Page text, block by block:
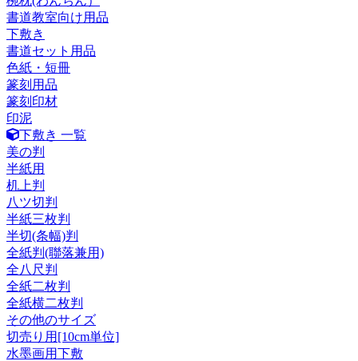
書道教室向け用品
下敷き
書道セット用品
色紙・短冊
篆刻用品
篆刻印材
印泥
下敷き 一覧
美の判
半紙用
机上判
八ツ切判
半紙三枚判
半切(条幅)判
全紙判(聯落兼用)
全八尺判
全紙二枚判
全紙横二枚判
その他のサイズ
切売り用[10cm単位]
水墨画用下敷